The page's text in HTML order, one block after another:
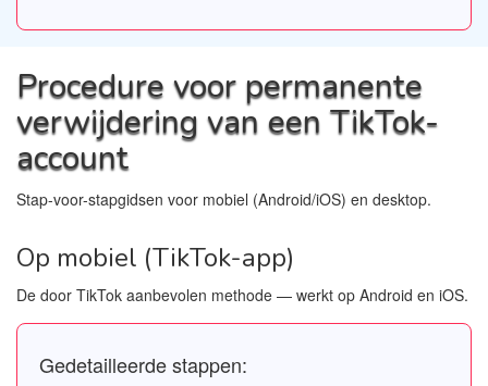
Procedure voor permanente
verwijdering van een TikTok-
account
Stap-voor-stapgidsen voor mobiel (Android/iOS) en desktop.
Op mobiel (TikTok-app)
De door TikTok aanbevolen methode — werkt op Android en iOS.
Gedetailleerde stappen: